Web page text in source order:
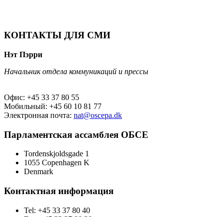
КОНТАКТЫ ДЛЯ СМИ
Нэт Пэрри
Начальник отдела коммуникаций и прессы
Офис: +45 33 37 80 55
Мобильный: +45 60 10 81 77
Электронная почта: nat@oscepa.dk
Парламентская ассамблея ОБСЕ
Tordenskjoldsgade 1
1055 Copenhagen K
Denmark
Контактная информация
Tel: +45 33 37 80 40